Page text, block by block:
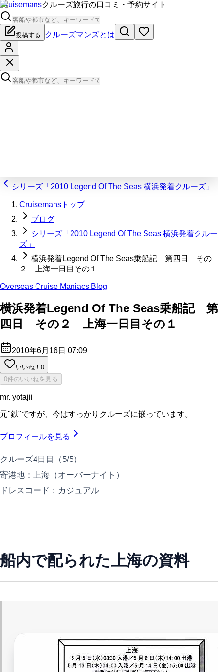
Cruisemansクルーズ旅行の口コミ・予約サイト
投稿する クルーズマンズとは
シリーズ「2010 Legend Of The Seas 横浜発着クルーズ」
Cruisemansトップ
ブログ
シリーズ「2010 Legend Of The Seas 横浜発着クルー
ズ」
横浜発着Legend Of The Seas乗船記 第四日 その
２ 上海一日目その１
Overseas Cruise Maniacs Blog
横浜発着Legend Of The Seas乗船記 第
四日 その２ 上海一日目その１
2010年6月16日 07:09
いいね！ 0
0件のいいねを見る
mr. yotajii
元"鉄"ですが、今はすっかりクルーズに嵌っています。
プロフィールを見る
クルーズ4日目（5/5）
寄港地：上海（オーバーナイト）
ドレスコード：カジュアル
船内で配られた上海の資料